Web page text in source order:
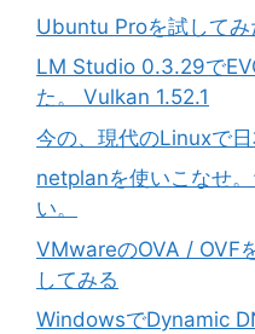
Ubuntu Proを試してみ
LM Studio 0.3.29で
た。 Vulkan 1.52.1
今の、現代のLinuxで
netplanを使いこなせ
い。
VMwareのOVA / OVF
してみる
WindowsでDynamic